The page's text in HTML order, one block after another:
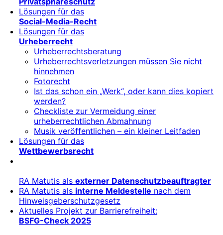
Lösungen für das
Social-Media-Recht
Lösungen für das
Urheberrecht
Urheberrechtsberatung
Urheberrechtsverletzungen müssen Sie nicht
hinnehmen
Fotorecht
Ist das schon ein „Werk“, oder kann dies kopiert
werden?
Checkliste zur Vermeidung einer
urheberrechtlichen Abmahnung
Musik veröffentlichen – ein kleiner Leitfaden
Lösungen für das
Wettbewerbsrecht
RA Matutis als externer Datenschutzbeauftragter
RA Matutis als interne Meldestelle nach dem
Hinweisgeberschutzgesetz
Aktuelles Projekt zur Barrierefreiheit:
BSFG-Check 2025